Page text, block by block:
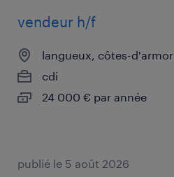
vendeur h/f
langueux, côtes-d'armor
cdi
24 000 € par année
publié le 5 août 2026